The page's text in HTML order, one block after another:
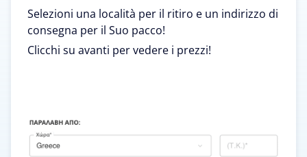
Selezioni una località per il ritiro e un indirizzo di
consegna per il Suo pacco!
Clicchi su avanti per vedere i prezzi!